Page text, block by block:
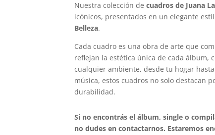
Nuestra colección decuadros de Juana
icónicos, presentados en un elegante
Belleza.
Cada cuadro es una obra de arte que
reflejan la estética única de cada álbum,
cualquier ambiente, desde tu hogar
música, estos cuadros no solo destacan
durabilidad.
Si no encontrás el álbum, single o
no dudes en contactarnos. Estaremos